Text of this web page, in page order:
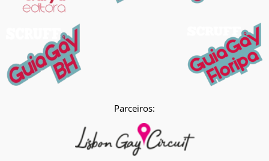
Parceiros: